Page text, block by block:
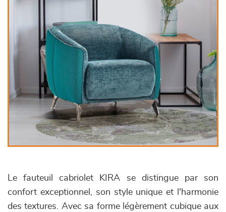
Le fauteuil cabriolet KIRA se distingue par son
confort exceptionnel, son style unique et l'harmonie
des textures. Avec sa forme légèrement cubique aux